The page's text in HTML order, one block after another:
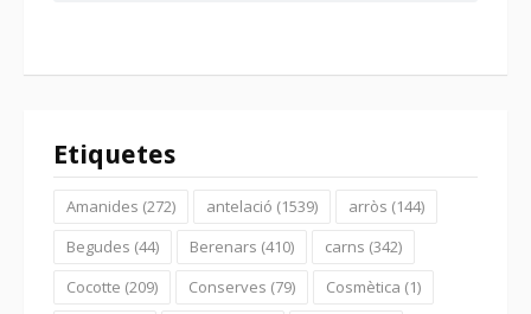
Etiquetes
Amanides (272) antelació (1539) arròs (144)
Begudes (44) Berenars (410) carns (342)
Cocotte (209) Conserves (79) Cosmètica (1)